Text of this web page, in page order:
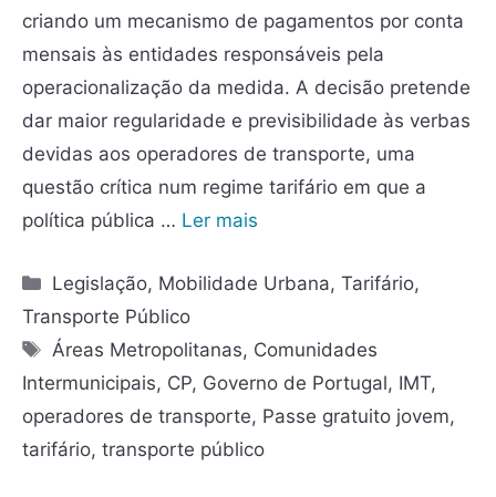
criando um mecanismo de pagamentos por conta
mensais às entidades responsáveis pela
operacionalização da medida. A decisão pretende
dar maior regularidade e previsibilidade às verbas
devidas aos operadores de transporte, uma
questão crítica num regime tarifário em que a
política pública … Ler mais
Legislação, Mobilidade Urbana,Tarifário,
Transporte Público
Áreas Metropolitanas, Comunidades
Intermunicipais, CP, Governo de Portugal, IMT,
operadores de transporte, Passe gratuito jovem,
tarifário, transporte público